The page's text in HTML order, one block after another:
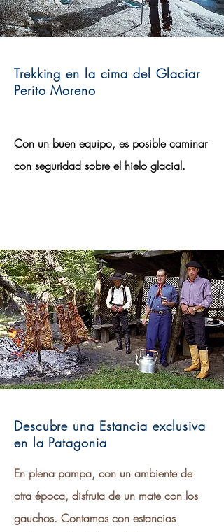
Trekking en la cima del Glaciar
Perito Moreno
Con un buen equipo, es posible caminar
con seguridad sobre el hielo glacial.
Descubre una Estancia exclusiva
en la Patagonia
En plena pampa, con un ambiente de
otra época, disfruta de un mate con los
gauchos. Contamos con estancias